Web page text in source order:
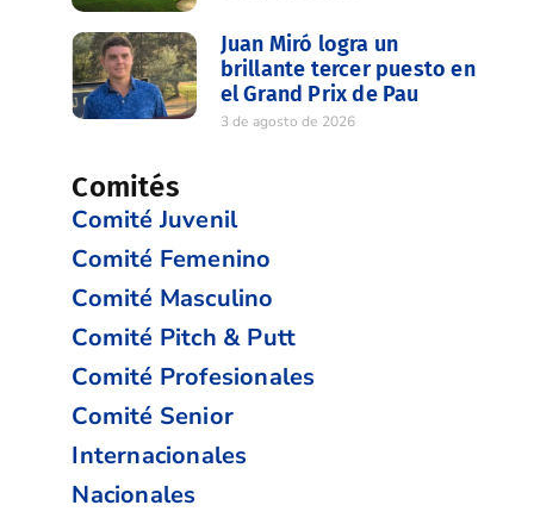
Juan Miró logra un
brillante tercer puesto en
el Grand Prix de Pau
3 de agosto de 2026
Comités
Comité Juvenil
Comité Femenino
Comité Masculino
Comité Pitch & Putt
Comité Profesionales
Comité Senior
Internacionales
Nacionales